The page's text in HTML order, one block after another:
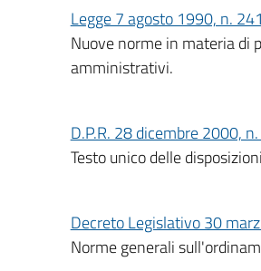
Legge 7 agosto 1990, n. 241
Nuove norme in materia di
amministrativi.
D.P.R. 28 dicembre 2000,
Testo unico delle
Decreto Legislativo 30
Norme generali